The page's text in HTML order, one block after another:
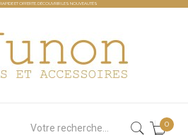
ET OFFERTE. DÉCOUVRIR LES NOUVEAUTÉS
0